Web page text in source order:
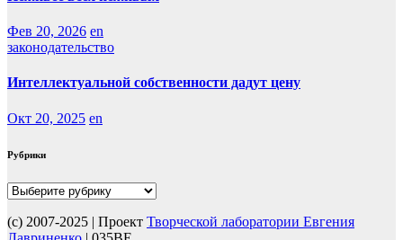
Фев 20, 2026 en
законодательство
Интеллектуальной собственности дадут цену
Окт 20, 2025 en
Рубрики
Рубрики
(с) 2007-2025 | Проект Творческой лаборатории Евгения